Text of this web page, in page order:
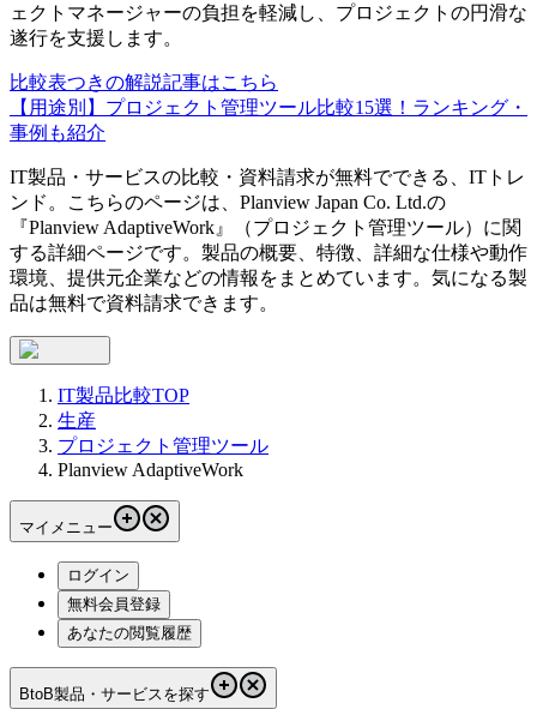
ェクトマネージャーの負担を軽減し、プロジェクトの円滑な
遂行を支援します。
比較表つきの解説記事はこちら
【用途別】プロジェクト管理ツール比較15選！ランキング・
事例も紹介
IT製品・サービスの比較・資料請求が無料でできる、ITトレ
ンド。こちらのページは、 Planview Japan Co. Ltd.の
『Planview AdaptiveWork 』（プロジェクト管理ツール）に関
する詳細ページです。製品の概要、特徴、詳細な仕様や動作
環境、提供元企業などの情報をまとめています。気になる製
品は無料で資料請求できます。
IT製品比較TOP
生産
プロジェクト管理ツール
Planview AdaptiveWork
マイメニュー
ログイン
無料会員登録
あなたの閲覧履歴
BtoB製品・サービスを探す